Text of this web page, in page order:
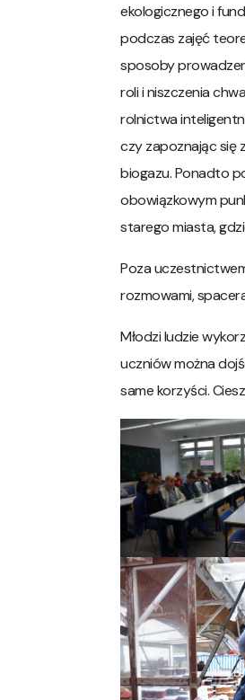
ekologicznego i
podczas zajęć
sposoby
roli i niszczenia
rolnictwa
czy zapoznając się
biogazu. Ponadto
obowiązkowym
starego miasta,
Poza
rozmowami,
Młodzi ludzie
uczniów można
same korzyści.